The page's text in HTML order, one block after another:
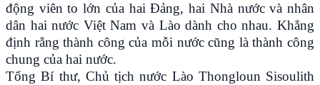
động viên to lớn của hai Đảng, hai Nhà nước và nhân
dân hai nước Việt Nam và Lào dành cho nhau. Khẳng
định rằng thành công của mỗi nước cũng là thành công
chung của hai nước.
Tổng Bí thư, Chủ tịch nước Lào Thongloun Sisoulith